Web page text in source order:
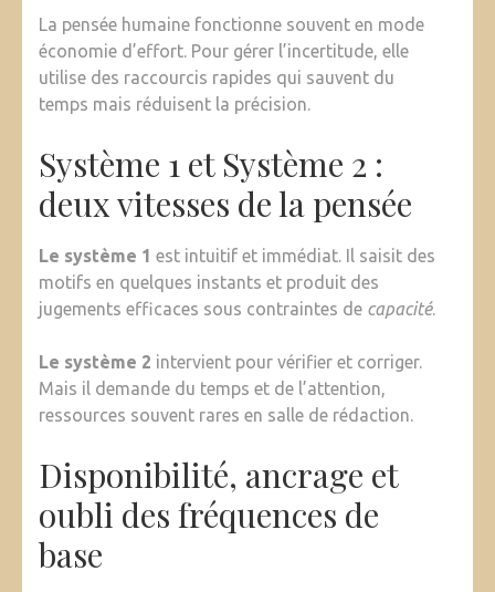
La pensée humaine fonctionne souvent en mode
économie d’effort. Pour gérer l’incertitude, elle
utilise des raccourcis rapides qui sauvent du
temps mais réduisent la précision.
Système 1 et Système 2 :
deux vitesses de la pensée
Le système 1 est intuitif et immédiat. Il saisit des
motifs en quelques instants et produit des
jugements efficaces sous contraintes de capacité.
Le système 2 intervient pour vérifier et corriger.
Mais il demande du temps et de l’attention,
ressources souvent rares en salle de rédaction.
Disponibilité, ancrage et
oubli des fréquences de
base